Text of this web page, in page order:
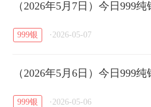
（2026年5月7日）今日999
999银 · 2026-05-07
（2026年5月6日）今日999
999银 · 2026-05-06